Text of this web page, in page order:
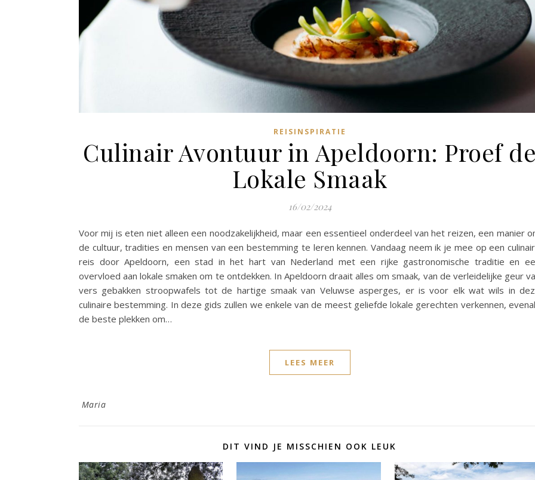
REISINSPIRATIE
Culinair Avontuur in Apeldoorn: Proef de
Lokale Smaak
16/02/2024
Voor mij is eten niet alleen een noodzakelijkheid, maar een essentieel onderdeel van het reizen, een manier
de cultuur, tradities en mensen van een bestemming te leren kennen. Vandaag neem ik je mee op een
reis door Apeldoorn, een stad in het hart van Nederland met een rijke gastronomische traditie en
overvloed aan lokale smaken om te ontdekken. In Apeldoorn draait alles om smaak, van de verleidelijke geur
vers gebakken stroopwafels tot de hartige smaak van Veluwse asperges, er is voor elk wat wils in
culinaire bestemming. In deze gids zullen we enkele van de meest geliefde lokale gerechten verkennen,
de beste plekken om…
LEES MEER
Maria
DIT VIND JE MISSCHIEN OOK LEUK